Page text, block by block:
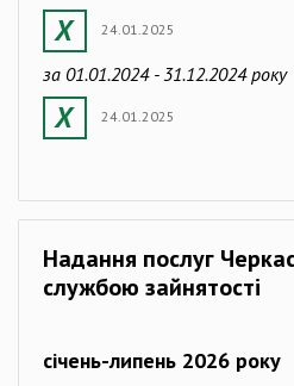
24.01.2025
за 01.01.2024 - 31.12.2024 року
24.01.2025
Надання послуг
службою зайнятості
січень-липень 2026 року